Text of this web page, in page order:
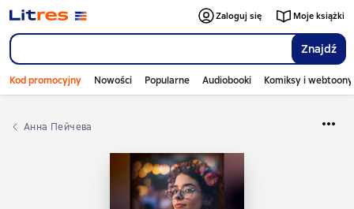
Znajdź
Zaloguj się Moje książki
Kod promocyjny Nowości Popularne Audiobooki Komiksy i webtoony
Анна Пейчева